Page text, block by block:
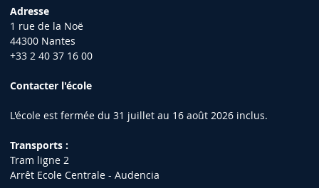
Adresse
1 rue de la Noë
44300 Nantes
+33 2 40 37 16 00
Contacter l'école
L'école est fermée du 31 juillet au 16 août 2026 inclus.
Transports :
Tram ligne 2
Arrêt Ecole Centrale - Audencia